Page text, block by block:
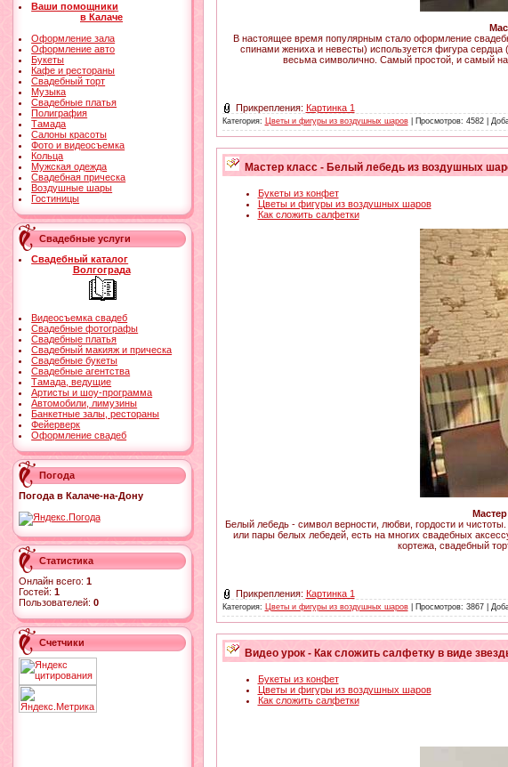
Ваши помощники
в Калаче
Оформление зала
Оформление авто
Букеты
Кафе и рестораны
Свадебный торт
Музыка
Свадебные платья
Полиграфия
Тамада
Салоны красоты
Фото и видеосъемка
Кольца
Мужская одежда
Свадебная прическа
Воздушные шары
Гостиницы
Свадебные услуги
Свадебный каталог
Волгограда
Видеосъемка свадеб
Свадебные фотографы
Свадебные платья
Свадебный макияж и прическа
Свадебные букеты
Свадебные агентства
Тамада, ведущие
Артисты и шоу-программа
Автомобили, лимузины
Банкетные залы, рестораны
Фейерверк
Оформление свадеб
Погода
Погода в Калаче-на-Дону
Статистика
Онлайн всего: 1
Гостей: 1
Пользователей: 0
Счетчики
В настоящее время популярным стало оформление
спинами жениха и невесты) используется фигура
весьма символично. Самый простой, и самый
Прикрепления: Картинка 1
Категория: Цветы и фигуры из воздушных шаров| Просмотров: 4582 |
Мастер класс - Белый лебедь из воздушных
Букеты из конфет
Цветы и фигуры из воздушных шаров
Как сложить салфетки
Белый лебедь - символ верности, любви, гордости и
или пары белых лебедей, есть на многих свадебных
кортежа, свадебный
Прикрепления: Картинка 1
Категория: Цветы и фигуры из воздушных шаров| Просмотров: 3867 |
Видео урок - Как сложить салфетку в виде
Букеты из конфет
Цветы и фигуры из воздушных шаров
Как сложить салфетки